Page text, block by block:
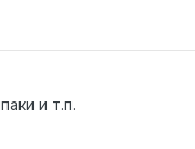
и т.п.